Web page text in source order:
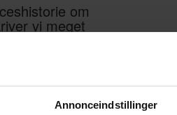
Annonceindstillinger
om
vi meget
2025